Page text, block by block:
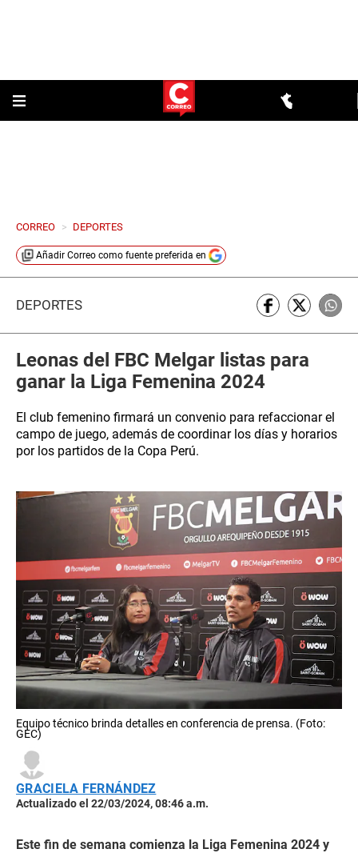
CORREO > DEPORTES
Añadir Correo como fuente preferida en
DEPORTES
Leonas del FBC Melgar listas para
ganar la Liga Femenina 2024
El club femenino firmará un convenio para refaccionar el
campo de juego, además de coordinar los días y horarios
por los partidos de la Copa Perú.
Equipo técnico brinda detalles en conferencia de prensa. (Foto:
GEC)
GRACIELA FERNÁNDEZ
Actualizado el 22/03/2024, 08:46 a.m.
Este fin de semana comienza la Liga Femenina 2024 y